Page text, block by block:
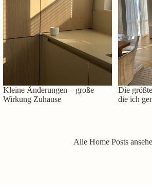
Kleine Änderungen – große
Wirkung Zuhause
Die
die ich
Alle Home Posts